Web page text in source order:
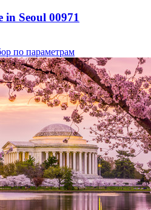
in Seoul 00971
по параметрам